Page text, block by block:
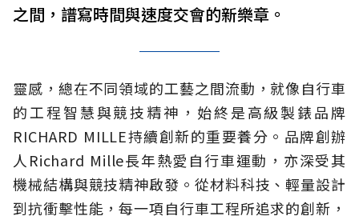
之間，譜寫時間與速度交會的新樂章。
靈感，總在不同領域的工藝之間流動，就像自行車
的工程智慧與競技精神，始終是高級製錶品牌
RICHARD MILLE持續創新的重要養分。品牌創辦
人Richard Mille長年熱愛自行車運動，亦深受其
機械結構與競技精神啟發。從材料科技、輕量設計
到抗衝擊性能，每一項自行車工程所追求的創新，